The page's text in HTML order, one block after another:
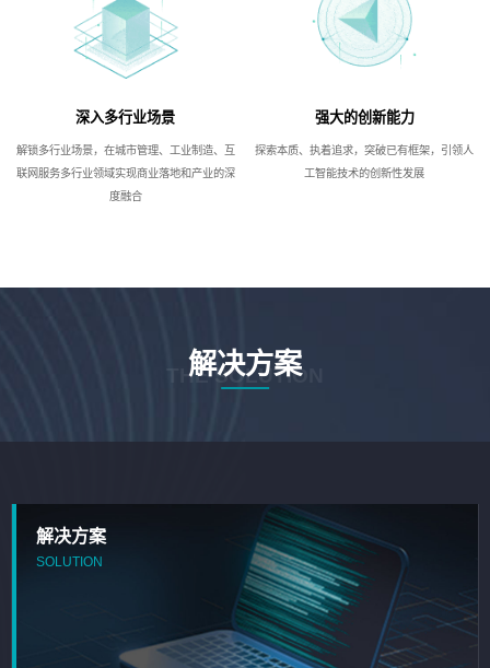
深入多行业场景
解锁多行业场景，在城市管理、工业制造、互
联网服务多行业领域实现商业落地和产业的深
度融合
强大的创新能力
探索本质、执着追求，突破已有框架，引领人
工智能技术的创新性发展
解决方案
THE SOLUTION
解决方案
SOLUTION